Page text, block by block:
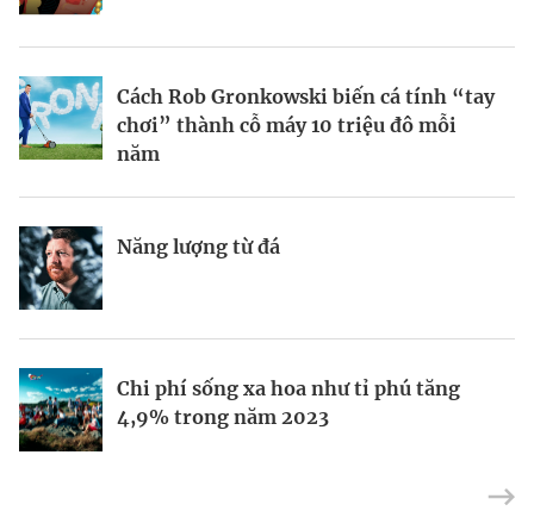
Cách Rob Gronkowski biến cá tính “tay
chơi” thành cỗ máy 10 triệu đô mỗi
năm
Năng lượng từ đá
Chi phí sống xa hoa như tỉ phú tăng
4,9% trong năm 2023
Thợ săn khoản vay
Nếu biết tận dụng, AI sẽ giúp điều hành
công ty tốt hơn
Định vị doanh nghiệp Việt trên bản đồ
kinh tế toàn cầu
BRANDCONNECT | Brand Contributor
Champagne hàng đầu cho chất riêng
mùa lễ hội
Kết nối liên vùng: Đòn bẩy chiến lược
Mukesh Ambani sắp chuyển giao quyền
điều hành Reliance Industries cho các